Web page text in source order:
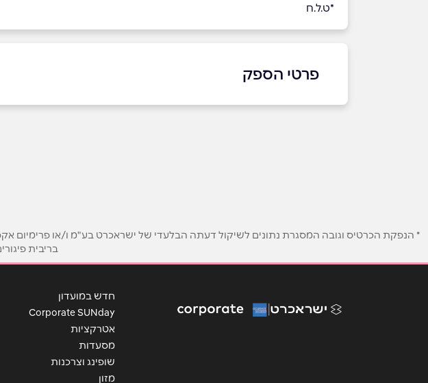
*ט.ל.ח
פרטי הספק
* הנפקת הכרטיס וגובה המסגרת נתונים לשיקול דעתה הבלעדי של ישראכרט בע"מ ו/או פרימיום
בריבית
חדש במועדון
Corporate SUNday
אטרקציות
מסעדות
שופינג וצרכנות
מזון